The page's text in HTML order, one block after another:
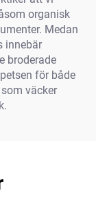
organisk
Medan
innebär
broderade
för både
väcker